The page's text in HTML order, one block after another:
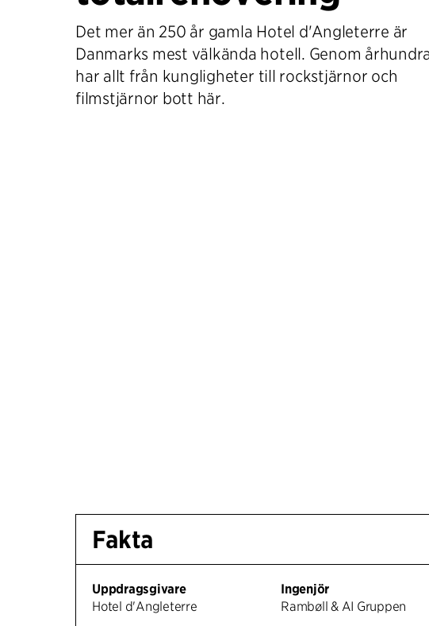
Det mer än 250 år gamla Hotel d'Angleterre är
Danmarks mest välkända hotell. Genom
har allt från kungligheter till rockstjärnor och
filmstjärnor bott här.
Fakta
Uppdragsgivare
Hotel d'Angleterre
Ingenjör
Rambøll & AI Gruppen